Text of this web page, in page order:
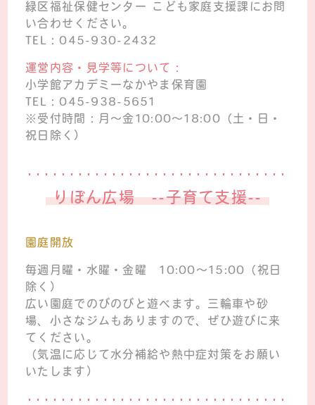
緑区福祉保健センター こども家庭支援課にお問
い合わせください。
TEL：045-930-2432
運営内容・見学等について：
小学館アカデミーなかやま保育園
TEL：045-938-5651
※受付時間：月～金10:00～18:00（土・日・
祝日除く）
りぼん広場 --子育て支援--
園庭開放
毎週月曜・水曜・金曜 10:00～15:00（祝日
除く）
広い園庭でのびのびと遊べます。三輪車や砂
場、小さなジムもありますので、ぜひ遊びに来
てください。
（気温に応じて水分補給や熱中症対策をお願い
いたします）